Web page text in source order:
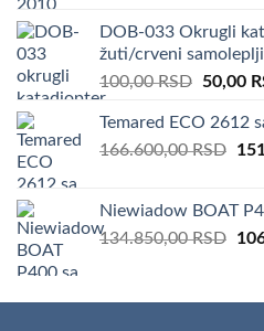
DOB-033 Okrugli
žuti/crveni
100,00RSD
Original
was:
100,00
50,00
Temared ECO 2612
166.600,00RSD
Niewiadow BOAT
134.850,00RSD